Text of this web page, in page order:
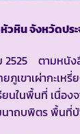
วหิน จังหวัดปร
2525 ตามหนั
ขาเผ่ากะเห
ในพื้นที่ เนื่อง
นาถบพิตร พื้นที่